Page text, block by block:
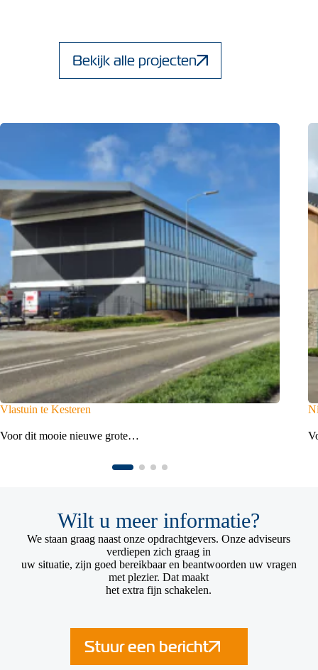
Bekijk alle projecten
Vlastuin te Kesteren
Voor dit mooie nieuwe grote…
Wilt u meer informatie?
We staan graag naast onze opdrachtgevers. Onze adviseurs
verdiepen zich graag in
uw situatie, zijn goed bereikbaar en beantwoorden uw vragen
met plezier. Dat maakt
het extra fijn schakelen.
Stuur een bericht